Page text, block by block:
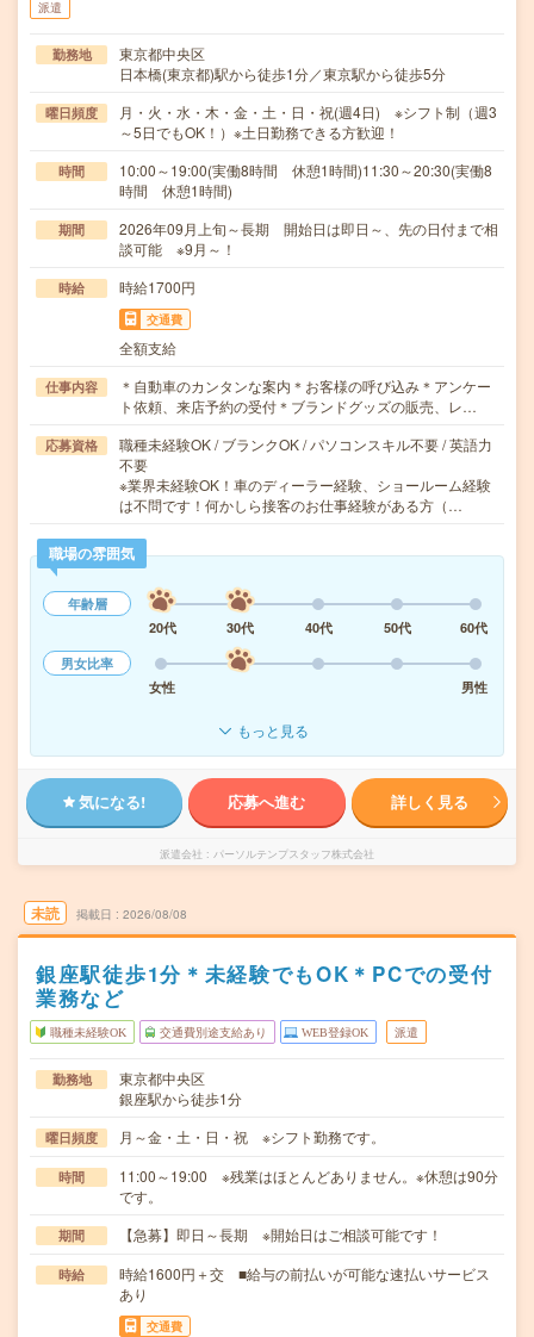
派遣
勤務地
東京都中央区
日本橋(東京都)駅から徒歩1分／東京駅から徒歩5分
曜日頻度
月・火・水・木・金・土・日・祝(週4日) ※シフト制（週3
～5日でもOK！）※土日勤務できる方歓迎！
時間
10:00～19:00(実働8時間 休憩1時間)11:30～20:30(実働8
時間 休憩1時間)
期間
2026年09月上旬～長期 開始日は即日～、先の日付まで相
談可能 ※9月～！
時給 時給1700円
交通費
全額支給
仕事内容
＊自動車のカンタンな案内＊お客様の呼び込み＊アンケー
ト依頼、来店予約の受付＊ブランドグッズの販売、レ…
応募資格
職種未経験OK / ブランクOK / パソコンスキル不要 / 英語力
不要
※業界未経験OK！車のディーラー経験、ショールーム経験
は不問です！何かしら接客のお仕事経験がある方（…
職場の雰囲気
年齢層
20代
30代 40代 50代
60代
男女比率
女性
男性
もっと見る
気になる! 応募へ進む 詳しく見る
派遣会社 パーソルテンプスタッフ株式会社
未読 掲載日 2026/08/08
銀座駅徒歩1分＊未経験でもOK＊PCでの受付
業務など
職種未経験OK 交通費別途支給あり WEB登録OK 派遣
勤務地
東京都中央区
銀座駅から徒歩1分
曜日頻度 月～金・土・日・祝 ※シフト勤務です。
時間
11:00～19:00 ※残業はほとんどありません。※休憩は90分
です。
期間 【急募】即日～長期 ※開始日はご相談可能です！
時給
時給1600円＋交 ■給与の前払いが可能な速払いサービス
あり
交通費